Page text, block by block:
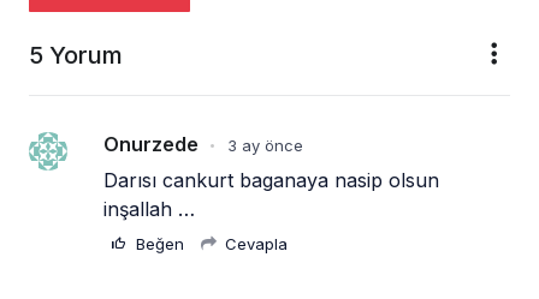
5 Yorum
Onurzede • 3 ay önce
Darısı cankurt baganaya nasip olsun
inşallah …
Beğen Cevapla